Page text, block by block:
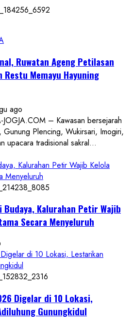
Ruwatan Ageng Petilasan
Restu Memayu Hayuning
ago
– Kawasan bersejarah
Gunung Plencing, Wukirsari, Imogiri,
upacara tradisional sakral...
Kalurahan Petir Wajib Kelola
Menyeluruh
Kalurahan Petir Wajib
Secara Menyeluruh
di 10 Lokasi, Lestarikan
Digelar di 10 Lokasi,
Gunungkidul